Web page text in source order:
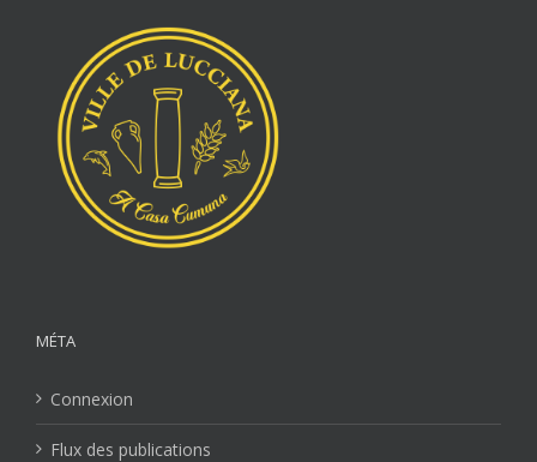
MÉTA
Connexion
Flux des publications